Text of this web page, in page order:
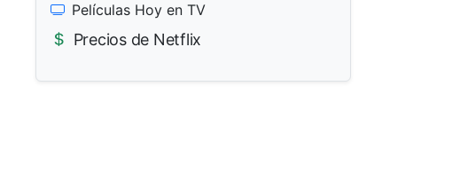
Películas Hoy en TV
Precios de Netflix